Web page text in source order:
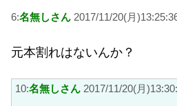
6:名無しさん 2017/11/20(月
元本割れはないんか？
10:名無しさん 2017/11/20(月